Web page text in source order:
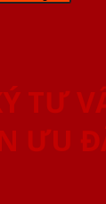
TƯ
ƯU